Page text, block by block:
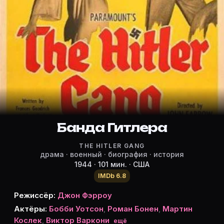
Режиссёр, актёры и роли «Банда
Режиссёр и актёры:
Джон Фэрроу
(режиссёр)
Бобби Уотсон
Роман Бонен
Martin Kosleck
Victor Varconi
Luis Van Rooten
Sig Ruman
Александр Гранах
Банда Гитлера
THE HITLER GANG
драма · военный · биография · история
1944 · 101 мин. · США
IMDb 6.8
Режиссёр: Джон Фэрроу
Актёры: Бобби Уотсон, Роман Бонен, Мартин
Кослек, Виктор Варкони ещё